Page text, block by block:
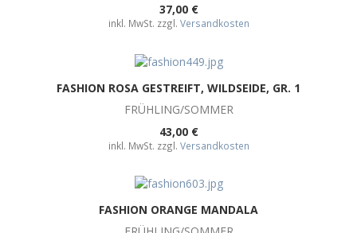
37,00 €
inkl. MwSt. zzgl. Versandkosten
FASHION ROSA GESTREIFT, WILDSEIDE, GR. 1
FRÜHLING/SOMMER
43,00 €
inkl. MwSt. zzgl. Versandkosten
FASHION ORANGE MANDALA